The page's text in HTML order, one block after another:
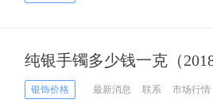
纯银手镯多少钱一克（
银饰价格 最新消息 联系 市场行情